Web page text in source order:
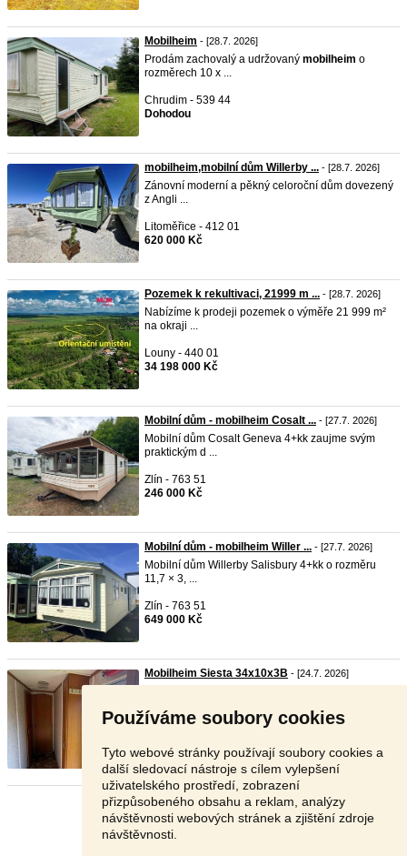
Používáme soubory cookies
Tyto webové stránky používají soubory cookies a
další sledovací nástroje s cílem vylepšení
uživatelského prostředí, zobrazení
přizpůsobeného obsahu a reklam, analýzy
návštěvnosti webových stránek a zjištění zdroje
návštěvnosti.
Mobilheim - [28.7. 2026]
Prodám zachovalý a udržovaný mobilheim o
rozměrech 10 x ...
Chrudim - 539 44
Dohodou
mobilheim,mobilní dům Willerby ... - [28.7. 2026]
Zánovní moderní a pěkný celoroční dům dovezený
z Angli ...
Litoměřice - 412 01
620 000 Kč
Pozemek k rekultivaci, 21999 m ... - [28.7. 2026]
Nabízíme k prodeji pozemek o výměře 21 999 m²
na okraji ...
Louny - 440 01
34 198 000 Kč
Mobilní dům - mobilheim Cosalt ... - [27.7. 2026]
Mobilní dům Cosalt Geneva 4+kk zaujme svým
praktickým d ...
Zlín - 763 51
246 000 Kč
Mobilní dům - mobilheim Willer ... - [27.7. 2026]
Mobilní dům Willerby Salisbury 4+kk o rozměru
11,7 × 3, ...
Zlín - 763 51
649 000 Kč
Mobilheim Siesta 34x10x3B - [24.7. 2026]
145 000 Kč
Stránka: 1 2 3 Další